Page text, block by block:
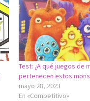
Test: ¿A qué juegos de
pertenecen estos
mayo 28, 2023
En «Competitivo»